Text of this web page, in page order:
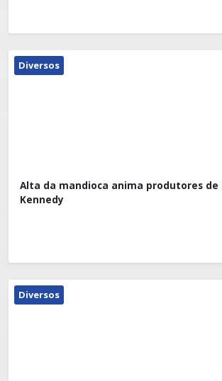
Diversos
Alta da mandioca anima produtores de
Kennedy
Diversos